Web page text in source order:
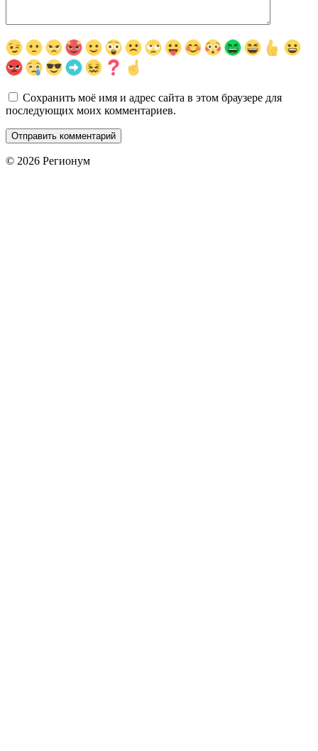
Сохранить моё имя и адрес сайта в этом браузере для
последующих моих комментариев.
© 2026 Регионум